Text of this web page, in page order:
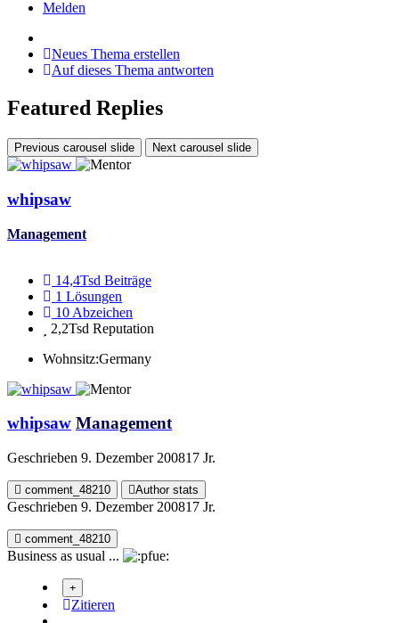
Melden
Neues Thema erstellen
Auf dieses Thema antworten
Featured Replies
Previous carousel slide Next carousel slide
whipsaw
Management
14,4Tsd Beiträge
1 Lösungen
10 Abzeichen
2,2Tsd Reputation
Wohnsitz:Germany
whipsaw Management
Geschrieben 9. Dezember 200817 Jr.
comment_48210 Author stats
Geschrieben 9. Dezember 200817 Jr.
comment_48210
Business as usual ...
Zitieren